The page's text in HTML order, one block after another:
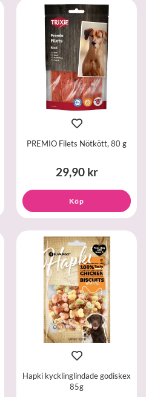
PREMIO Filets Nötkött, 80 g
29,90 kr
Köp
Hapki kycklinglindade godiskex
85g